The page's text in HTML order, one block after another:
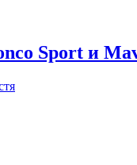
Sport и